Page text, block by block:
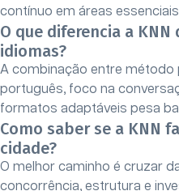
contínuo em áreas
O que diferencia a
idiomas?
A combinação entre método
português, foco na
formatos adaptáveis pesa
Como saber se a KNN
cidade?
O melhor caminho é cruzar
concorrência, estrutura e